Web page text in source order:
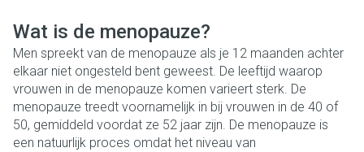
Wat is de menopauze?
Men spreekt van de menopauze als je 12 maanden achter
elkaar niet ongesteld bent geweest. De leeftijd waarop
vrouwen in de menopauze komen varieert sterk. De
menopauze treedt voornamelijk in bij vrouwen in de 40 of
50, gemiddeld voordat ze 52 jaar zijn. De menopauze is
een natuurlijk proces omdat het niveau van